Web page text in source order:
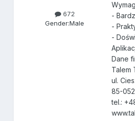
672
Gender:Male
-
-
-
Dane
Talem
ul.
85-
tel.: